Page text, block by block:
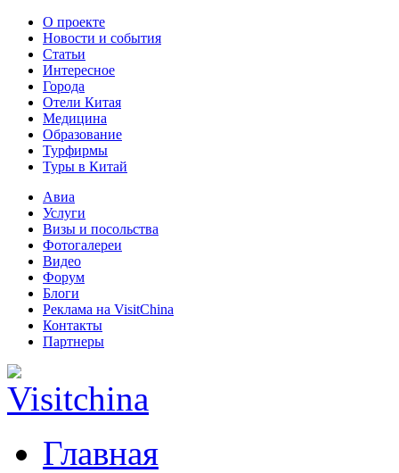
О проекте
Новости и события
Статьи
Интересное
Города
Отели Китая
Медицина
Образование
Турфирмы
Туры в Китай
Авиа
Услуги
Визы и посольства
Фотогалереи
Видео
Форум
Блоги
Реклама на VisitChina
Контакты
Партнеры
Главная